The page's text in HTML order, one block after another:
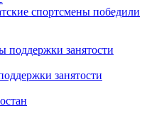
спортсмены победили
занятости